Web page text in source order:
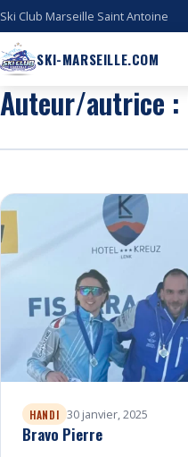
Ski Club Marseille Saint Antoine
SKI-MARSEILLE.COM
Auteur/autrice :
HANDI 30 janvier, 2025
Bravo Pierre